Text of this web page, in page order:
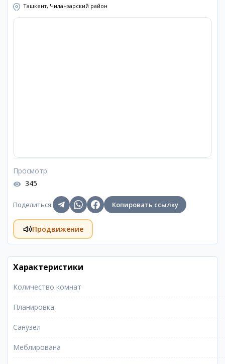
Ташкент, Чиланзарский район
Просмотр:
345
Поделиться: Копировать ссылку
Продвижение
Характеристики
Количество комнат
Планировка
Санузел
Меблирована